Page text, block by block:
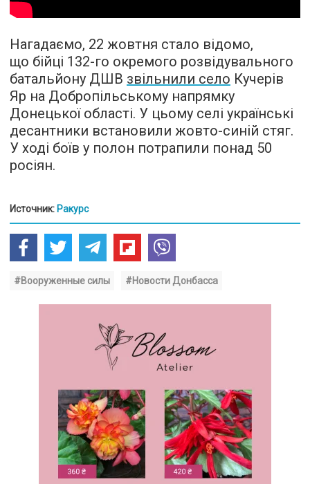
Нагадаємо, 22 жовтня стало відомо,
що бійці 132-го окремого розвідувального
батальйону ДШВ звільнили село Кучерів
Яр на Добропільському напрямку
Донецької області. У цьому селі українські
десантники встановили жовто-синій стяг.
У ході боїв у полон потрапили понад 50
росіян.
Источник: Ракурс
#Вооруженные силы #Новости Донбасса